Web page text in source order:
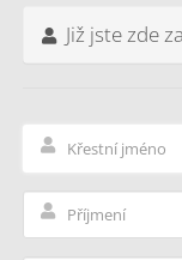
Již jste zde